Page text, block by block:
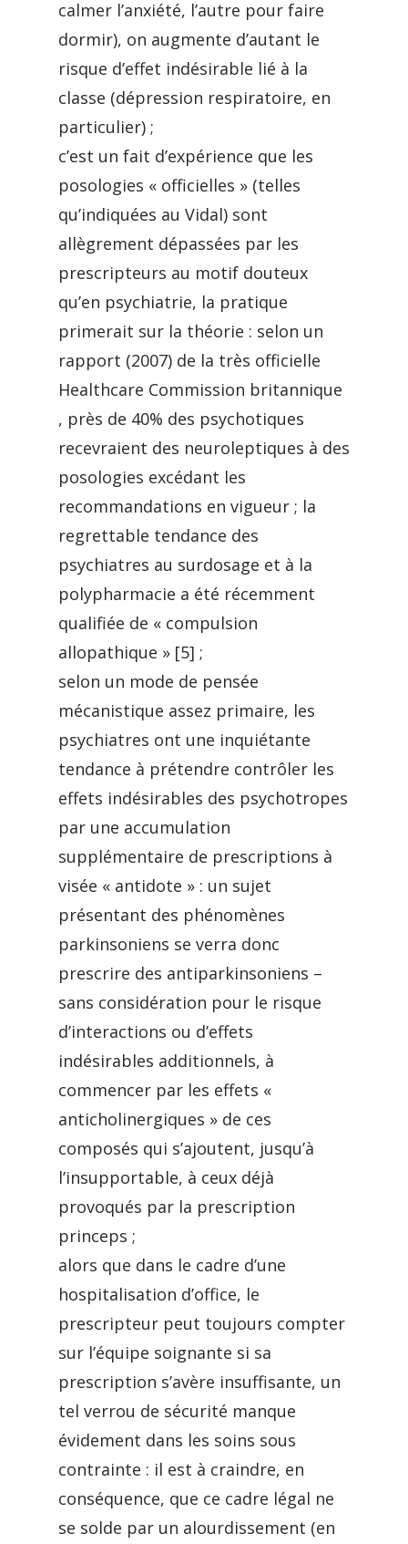
calmer l’anxiété, l’autre pour faire
dormir), on augmente d’autant le
risque d’effet indésirable lié à la
classe (dépression respiratoire, en
particulier) ;
c’est un fait d’expérience que les
posologies « officielles » (telles
qu’indiquées au Vidal) sont
allègrement dépassées par les
prescripteurs au motif douteux
qu’en psychiatrie, la pratique
primerait sur la théorie : selon un
rapport (2007) de la très officielle
Healthcare Commission britannique
, près de 40% des psychotiques
recevraient des neuroleptiques à des
posologies excédant les
recommandations en vigueur ; la
regrettable tendance des
psychiatres au surdosage et à la
polypharmacie a été récemment
qualifiée de « compulsion
allopathique » [5] ;
selon un mode de pensée
mécanistique assez primaire, les
psychiatres ont une inquiétante
tendance à prétendre contrôler les
effets indésirables des psychotropes
par une accumulation
supplémentaire de prescriptions à
visée « antidote » : un sujet
présentant des phénomènes
parkinsoniens se verra donc
prescrire des antiparkinsoniens –
sans considération pour le risque
d’interactions ou d’effets
indésirables additionnels, à
commencer par les effets «
anticholinergiques » de ces
composés qui s’ajoutent, jusqu’à
l’insupportable, à ceux déjà
provoqués par la prescription
princeps ;
alors que dans le cadre d’une
hospitalisation d’office, le
prescripteur peut toujours compter
sur l’équipe soignante si sa
prescription s’avère insuffisante, un
tel verrou de sécurité manque
évidement dans les soins sous
contrainte : il est à craindre, en
conséquence, que ce cadre légal ne
se solde par un alourdissement (en